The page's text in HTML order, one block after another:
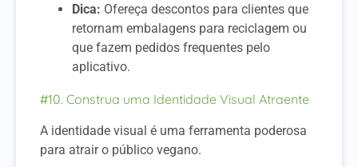
Dica: Ofereça descontos para clientes que
retornam embalagens para reciclagem ou
que fazem pedidos frequentes pelo
aplicativo.
#10. Construa uma Identidade Visual Atraente
A identidade visual é uma ferramenta poderosa
para atrair o público vegano.